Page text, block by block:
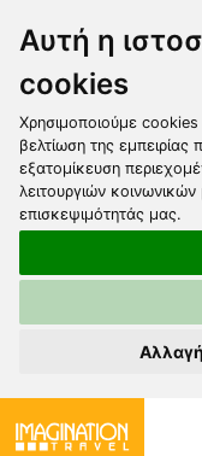
Αυτή η
cookies
Χρησιμοποιούμε cookies
βελτίωση της εμπειρίας
εξατομίκευση
λειτουργιών
επισκεψιμότητάς μας.